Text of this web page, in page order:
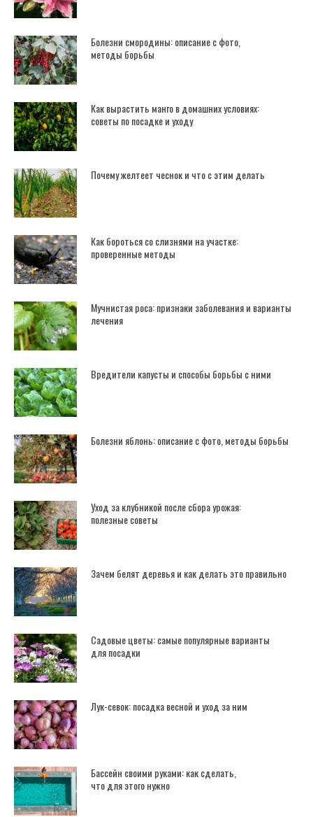
Болезни смородины: описание с фото,
методы борьбы
Как вырастить манго в домашних условиях:
советы по посадке и уходу
Почему желтеет чеснок и что с этим делать
Как бороться со слизнями на участке:
проверенные методы
Мучнистая роса: признаки заболевания и варианты
лечения
Вредители капусты и способы борьбы с ними
Болезни яблонь: описание с фото, методы борьбы
Уход за клубникой после сбора урожая:
полезные советы
Зачем белят деревья и как делать это правильно
Садовые цветы: самые популярные варианты
для посадки
Лук-севок: посадка весной и уход за ним
Бассейн своими руками: как сделать,
что для этого нужно